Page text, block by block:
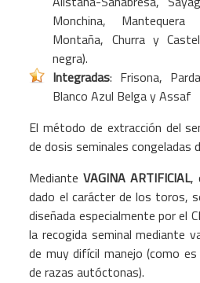
Monchina,
Montaña, Churra y
negra).
Integradas: Frisona,
Blanco Azul Belga y Assaf
El método de extracción del
de dosis seminales congeladas
MedianteVAGINA ARTIFICIAL,
dado el carácter de los toros,
diseñada especialmente por el
la recogida seminal mediante
de muy difícil manejo (como
de razas autóctonas).